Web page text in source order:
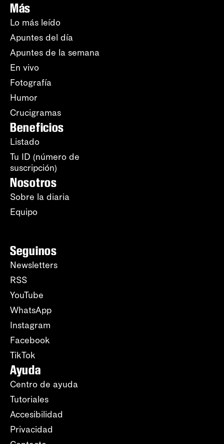
Más
Lo más leído
Apuntes del día
Apuntes de la semana
En vivo
Fotografía
Humor
Crucigramas
Beneficios
Listado
Tu ID (número de
suscripción)
Nosotros
Sobre la diaria
Equipo
Seguinos
Newsletters
RSS
YouTube
WhatsApp
Instagram
Facebook
TikTok
Ayuda
Centro de ayuda
Tutoriales
Accesibilidad
Privacidad